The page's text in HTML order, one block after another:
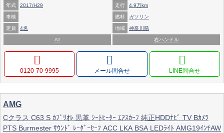
年式 2017/H29 走行 4.9万km
車検 燃料 ガソリン
定員 4名 地域 神奈川県
AT 右ハンドル
0120-70-9995 メール問合せ
AMG
Cクラス C63 S ｶﾌﾞﾘｵﾚ 黒革 ｼｰﾄﾋｰﾀｰ ｴｱｽｶｰﾌ 純正HDDﾅﾋﾞ TV Bｶﾒﾗ
PTS Burmester ｻｳﾝﾄﾞ ﾚｰﾀﾞｰｾｰﾌ ACC LKA BSA LEDﾗｲﾄ AMG19ｲﾝﾁAW